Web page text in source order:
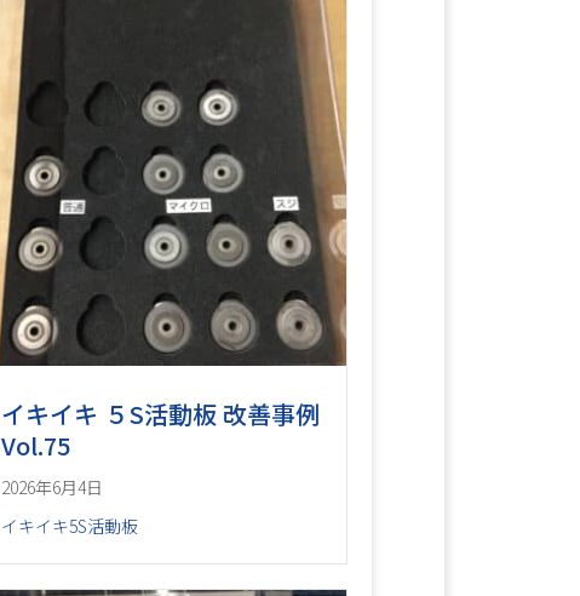
イキイキ ５S活動板 改善事例
Vol.75
2026年6月4日
イキイキ5S活動板